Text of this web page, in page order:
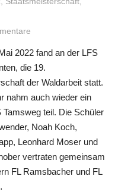
2022 fand an der LFS
die 19.
der Waldarbeit statt.
nahm auch wieder ein
Tamsweg teil. Die Schüler
Noah Koch,
Leonhard Moser und
vertraten gemeinsam
FL Ramsbacher und FL